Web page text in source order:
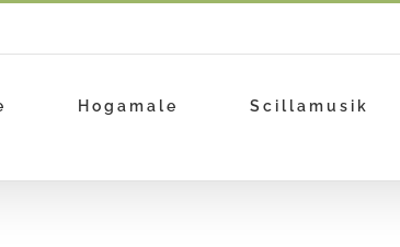
Hogamale Scillamusik